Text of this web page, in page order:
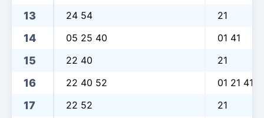
13 24 54 21
14 05 25 40 01 41
15 22 40 21
16 22 40 52 01 21 41
17 22 52 21